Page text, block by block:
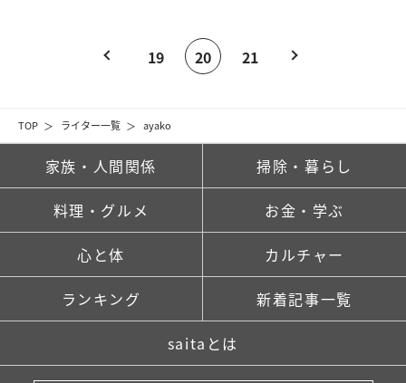
TOP ライター一覧 ayako
19 20 21
家族・人間関係 掃除・暮らし
料理・グルメ お金・学ぶ
心と体 カルチャー
ランキング 新着記事一覧
saitaとは